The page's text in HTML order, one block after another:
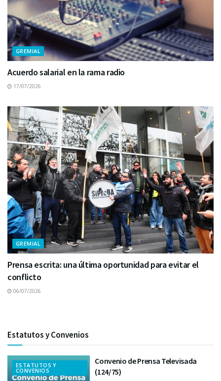
GREMIAL
Acuerdo salarial en la rama radio
17/07/2026
GREMIAL
Prensa escrita: una última oportunidad para evitar el
conflicto
06/07/2026
Estatutos y Convenios
ESTATUTOS Y
CONVENIOS
Convenio de Prensa Televisada
(124/75)